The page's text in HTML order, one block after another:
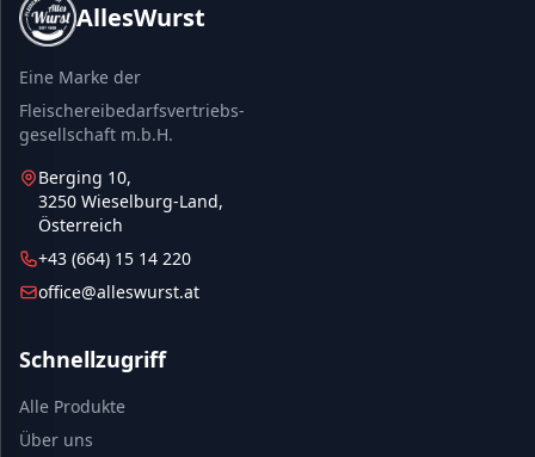
AllesWurst
Eine Marke der
Fleischereibedarfsvertriebs-
gesellschaft m.b.H.
Berging 10,
3250 Wieselburg-Land,
Österreich
+43 (664) 15 14 220
office@alleswurst.at
Schnellzugriff
Alle Produkte
Über uns